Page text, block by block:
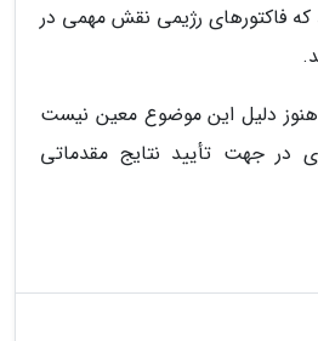
که فاکتورهای رژیمی نقش مهمی در
هنوز دلیل این موضوع معین نیست
در جهت تأیید نتایج مقدماتی